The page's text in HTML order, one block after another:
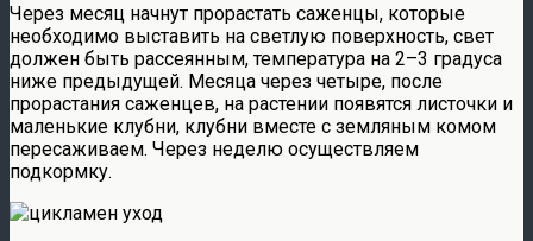
Через месяц начнут прорастать саженцы, которые
необходимо выставить на светлую поверхность, свет
должен быть рассеянным, температура на 2–3 градуса
ниже предыдущей. Месяца через четыре, после
прорастания саженцев, на растении появятся листочки и
маленькие клубни, клубни вместе с земляным комом
пересаживаем. Через неделю осуществляем
подкормку.